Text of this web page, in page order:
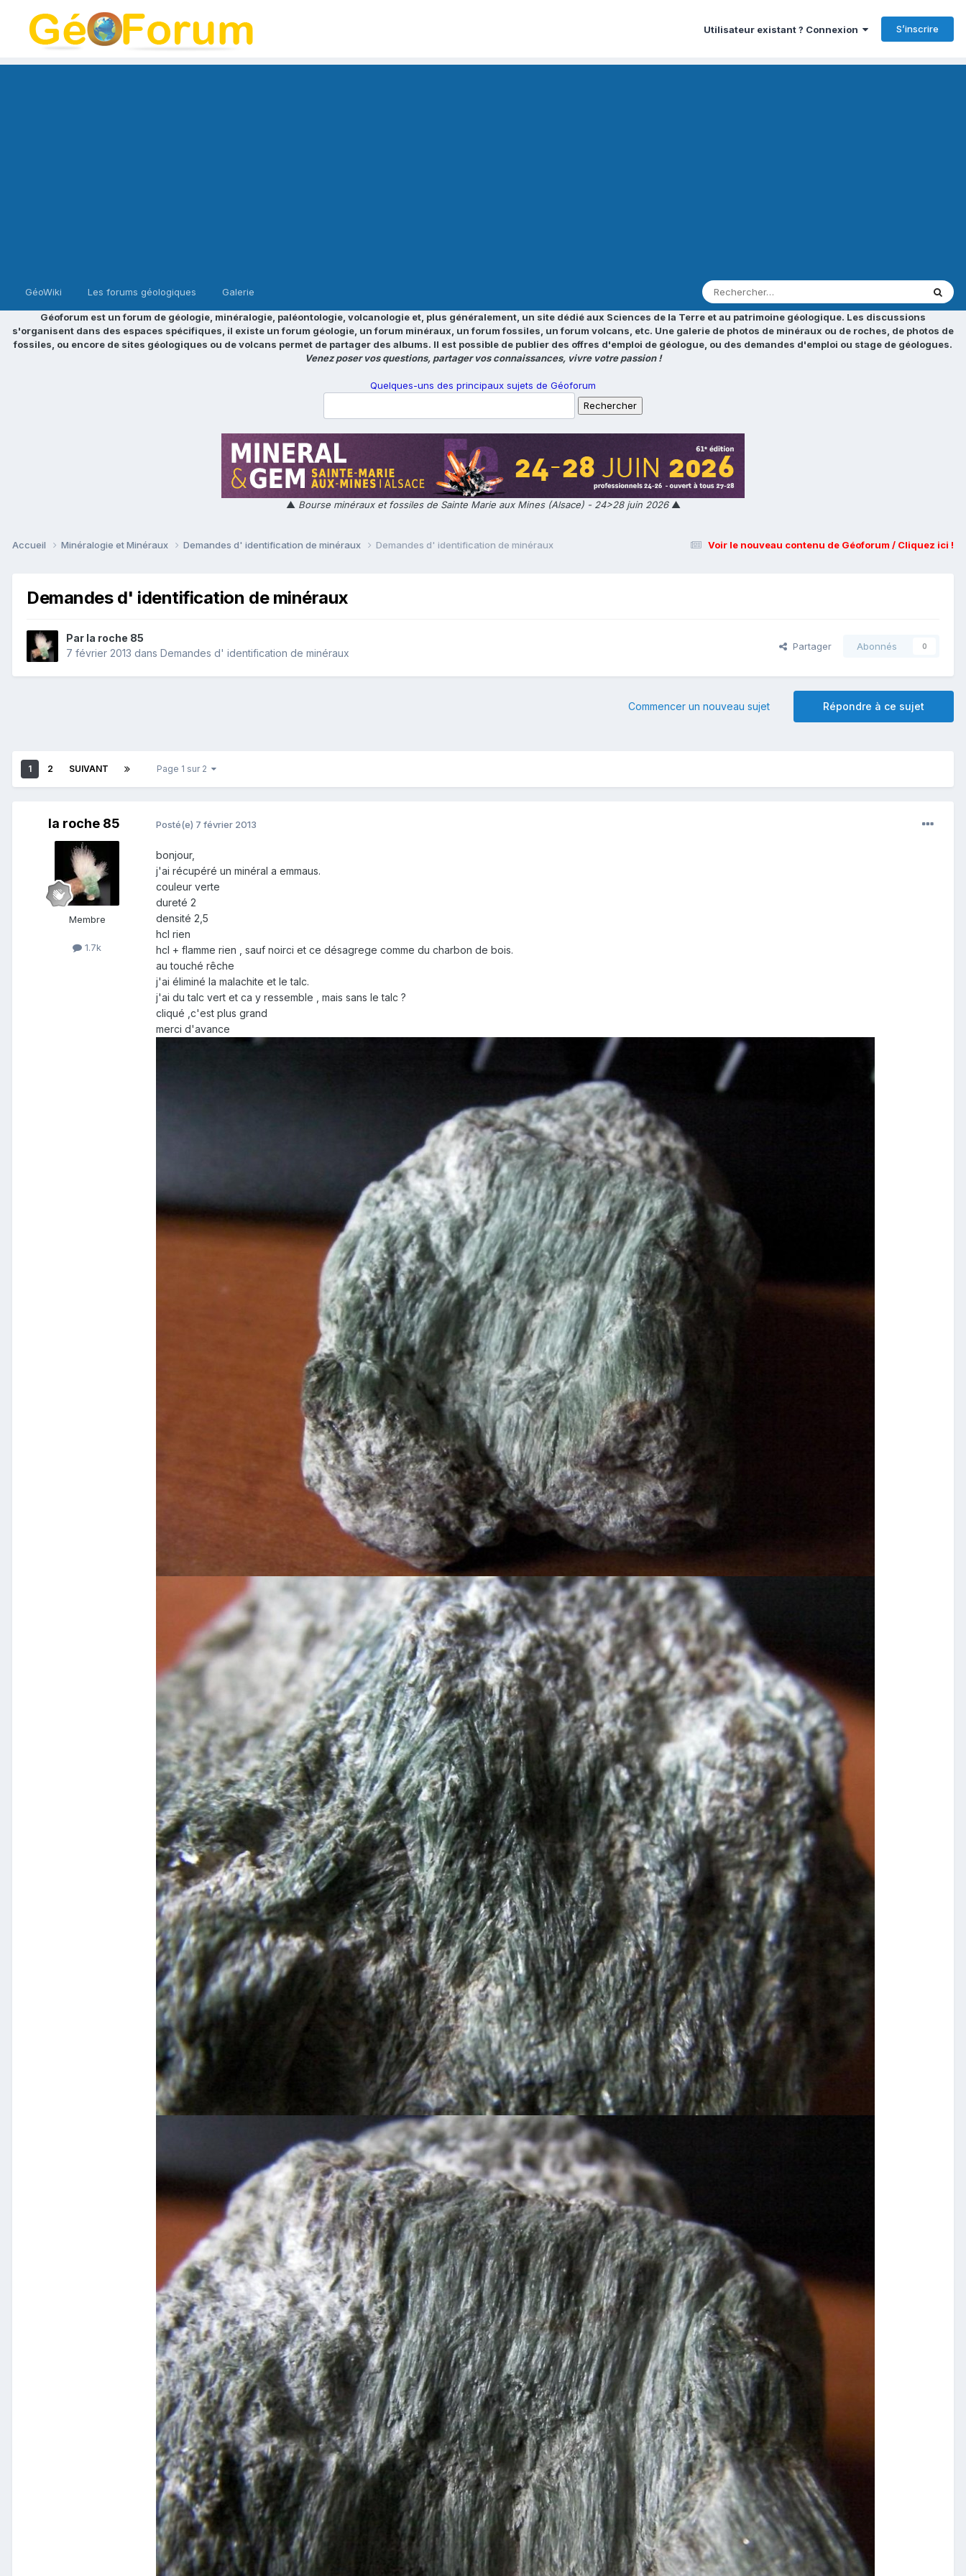
Utilisateur existant ? Connexion S’inscrire
GéoWiki Les forums géologiques Galerie
Géoforum est un forum de géologie, minéralogie, paléontologie, volcanologie et, plus généralement, un site dédié aux Sciences de la Terre et au patrimoine géologique. Les discussions
s'organisent dans des espaces spécifiques, il existe un forum géologie, un forum minéraux, un forum fossiles, un forum volcans, etc. Une galerie de photos de minéraux ou de roches, de photos de
fossiles, ou encore de sites géologiques ou de volcans permet de partager des albums. Il est possible de publier des offres d'emploi de géologue, ou des demandes d'emploi ou stage de géologues.
Venez poser vos questions, partager vos connaissances, vivre votre passion !
Quelques-uns des principaux sujets de Géoforum
▲ Bourse minéraux et fossiles de Sainte Marie aux Mines (Alsace) - 24>28 juin 2026▲
Voir le nouveau contenu de Géoforum / Cliquez ici !
Accueil Minéralogie et Minéraux Demandes d' identification de minéraux Demandes d' identification de minéraux
Demandes d' identification de minéraux
Par la roche 85
7 février 2013 dans Demandes d' identification de minéraux
Partager Abonnés 0
Répondre à ce sujet
Commencer un nouveau sujet
1 2 SUIVANT Page 1 sur 2
la roche 85
Membre
1.7k
Posté(e) 7 février 2013
bonjour,
j'ai récupéré un minéral a emmaus.
couleur verte
dureté 2
densité 2,5
hcl rien
hcl + flamme rien , sauf noirci et ce désagrege comme du charbon de bois.
au touché rêche
j'ai éliminé la malachite et le talc.
j'ai du talc vert et ca y ressemble , mais sans le talc ?
cliqué ,c'est plus grand
merci d'avance